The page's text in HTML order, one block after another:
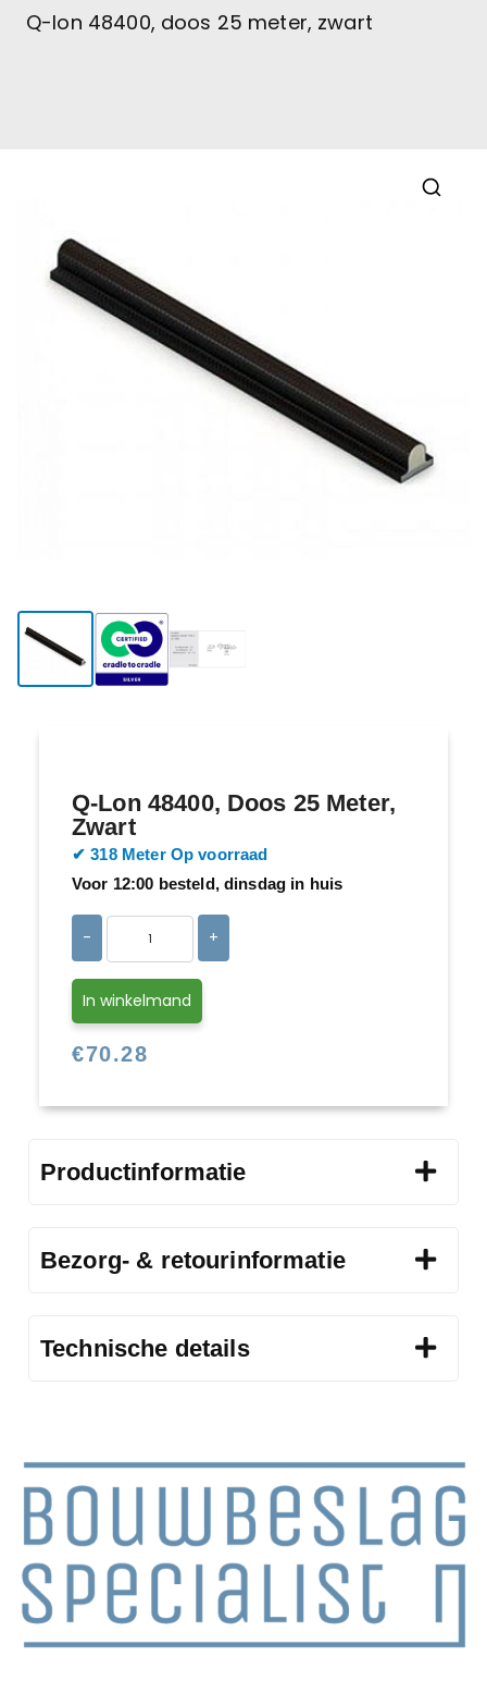
Q-lon 48400, doos 25 meter, zwart
Q-Lon 48400, Doos 25 Meter,
Zwart
​​✔ 318 Meter Op voorraad
Voor 12:00 besteld, dinsdag in huis
- +
In winkelmand
€70.28
Productinformatie
Bezorg- & retourinformatie
Technische details